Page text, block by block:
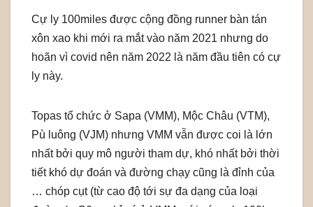
Cự ly 100miles được cộng đồng runner bàn tán
xôn xao khi mới ra mắt vào năm 2021 nhưng do
hoãn vì covid nên năm 2022 là năm đầu tiên có cự
ly này.
Topas tổ chức ở Sapa (VMM), Mộc Châu (VTM),
Pù luông (VJM) nhưng VMM vẫn được coi là lớn
nhất bởi quy mô người tham dự, khó nhất bởi thời
tiết khó dự đoán và đường chạy cũng là đỉnh của
… chóp cụt (từ cao độ tới sự đa dạng của loại